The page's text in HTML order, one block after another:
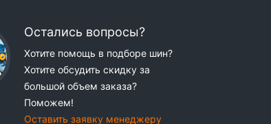
Остались вопросы?
Хотите помощь в подборе шин?
Хотите обсудить скидку за
большой объем заказа?
Поможем!
Оставить заявку менеджеру